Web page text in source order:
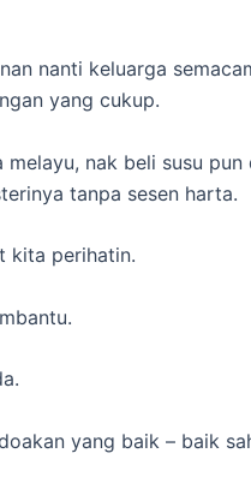
nanti keluarga
yang cukup.
nak beli susu
tanpa sesen harta.
kita perihatin.
yang baik – baik